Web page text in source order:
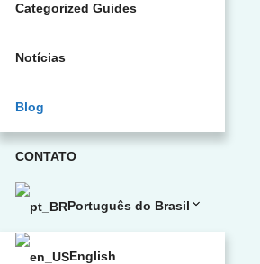
Categorized Guides
Notícias
Blog
CONTATO
Português do Brasil
English